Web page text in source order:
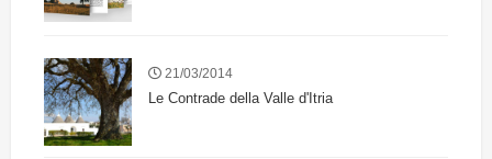
21/03/2014
Le Contrade della Valle d'Itria